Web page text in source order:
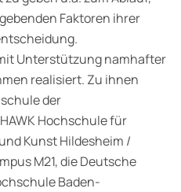
Faktoren ihrer
Unterstützung namhafter
realisiert. Zu ihnen
der
Hochschule für
Kunst Hildesheim /
M21, die Deutsche
Baden-